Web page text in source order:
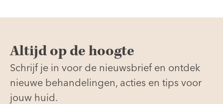
Altijd op de hoogte
Schrijf je in voor de nieuwsbrief en ontdek
nieuwe behandelingen, acties en tips voor
jouw huid.